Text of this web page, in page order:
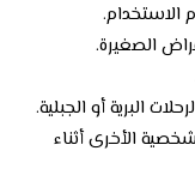
الصغيرة.
البرية أو الجبلية.
الأخرى أثناء